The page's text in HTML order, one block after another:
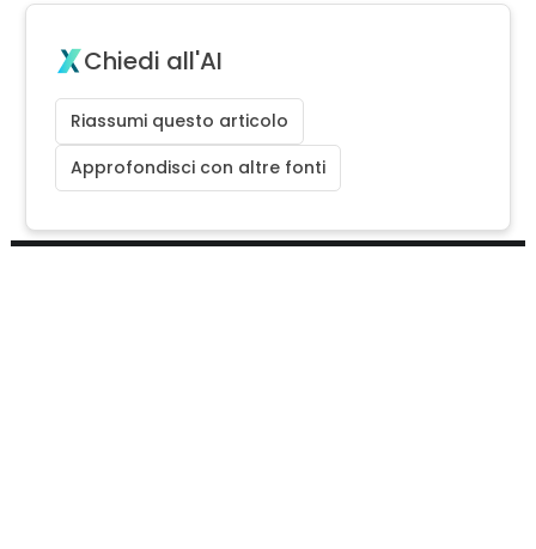
Chiedi all'AI
Riassumi questo articolo
Approfondisci con altre fonti